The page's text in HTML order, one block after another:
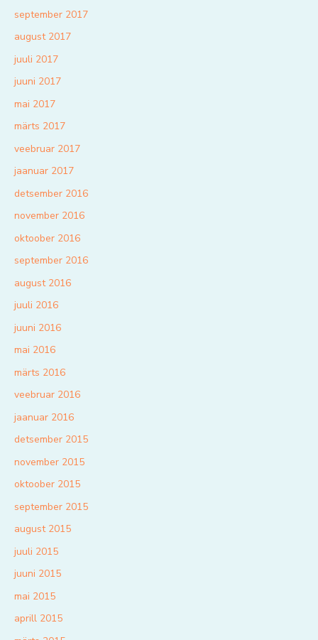
september 2017
august 2017
juuli 2017
juuni 2017
mai 2017
märts 2017
veebruar 2017
jaanuar 2017
detsember 2016
november 2016
oktoober 2016
september 2016
august 2016
juuli 2016
juuni 2016
mai 2016
märts 2016
veebruar 2016
jaanuar 2016
detsember 2015
november 2015
oktoober 2015
september 2015
august 2015
juuli 2015
juuni 2015
mai 2015
aprill 2015